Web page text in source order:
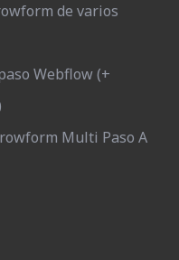
de varios
Webflow (+
Multi Paso A